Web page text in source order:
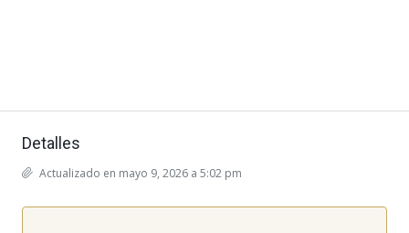
Detalles
Actualizado en mayo 9, 2026 a 5:02 pm